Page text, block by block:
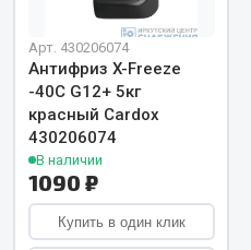
Арт. 430206074
Антифриз X-Freeze
-40С G12+ 5кг
красный Cardox
430206074
В наличии
1090 ₽
Купить в один клик